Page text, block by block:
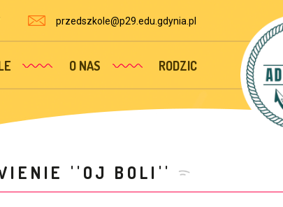
przedszkole@p29.edu.gdynia.pl
O NAS RODZIC
''OJ BOLI''